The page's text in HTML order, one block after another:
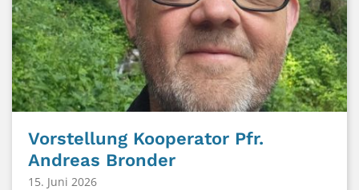
Vorstellung Kooperator Pfr.
Andreas Bronder
15. Juni 2026